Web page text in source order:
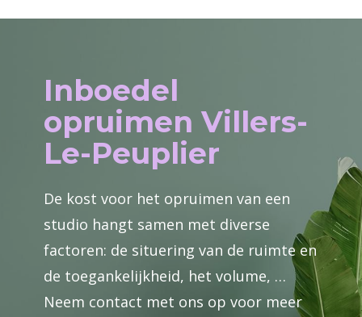
Inboedel
opruimen Villers-
Le-Peuplier
De kost voor het opruimen van een
studio hangt samen met diverse
factoren: de situering van de ruimte en
de toegankelijkheid, het volume, …
Neem contact met ons op voor meer